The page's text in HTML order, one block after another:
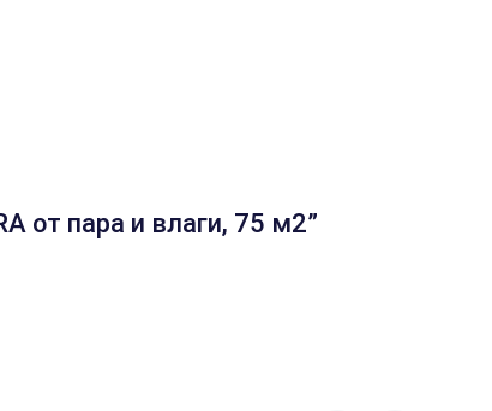
от пара и влаги, 75 м2”